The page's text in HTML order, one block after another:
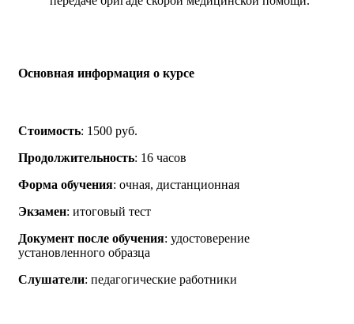
Основная информация о курсе
Стоимость: 1500 руб.
Продолжительность: 16 часов
Форма обучения: очная, дистанционная
Экзамен: итоговый тест
Документ после обучения: удостоверение
установленного образца
Слушатели: педагогические работники